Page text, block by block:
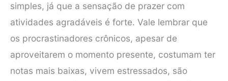
simples, já que a sensação de prazer com
atividades agradáveis é forte. Vale lembrar que
os procrastinadores crônicos, apesar de
aproveitarem o momento presente, costumam ter
notas mais baixas, vivem estressados, são